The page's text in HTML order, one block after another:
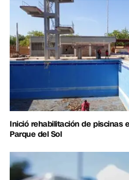
Inició rehabilitación de piscinas
Parque del Sol